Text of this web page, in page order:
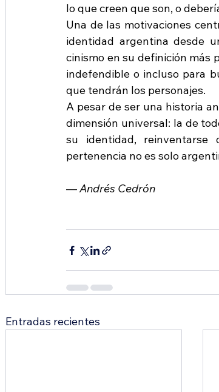
lo que creen que son, o
Una de las motivaciones
identidad argentina desde
cinismo en su definición más
indefendible o incluso para
que tendrán los personajes.
A pesar de ser una historia
dimensión universal: la de
su identidad,
pertenencia no es solo
— Andrés Cedrón
Entradas recientes